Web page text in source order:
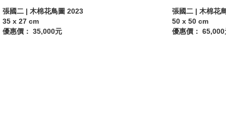
張國二 | 木棉花鳥圖 2023
35 x 27 cm
優惠價： 35,000元
張國二 | 木棉花
50 x 50 cm
優惠價： 65,000